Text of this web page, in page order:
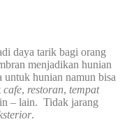
daya tarik bagi orang
menjadikan hunian
untuk hunian namun bisa
cafe, restoran, tempat
– lain. Tidak jarang
.